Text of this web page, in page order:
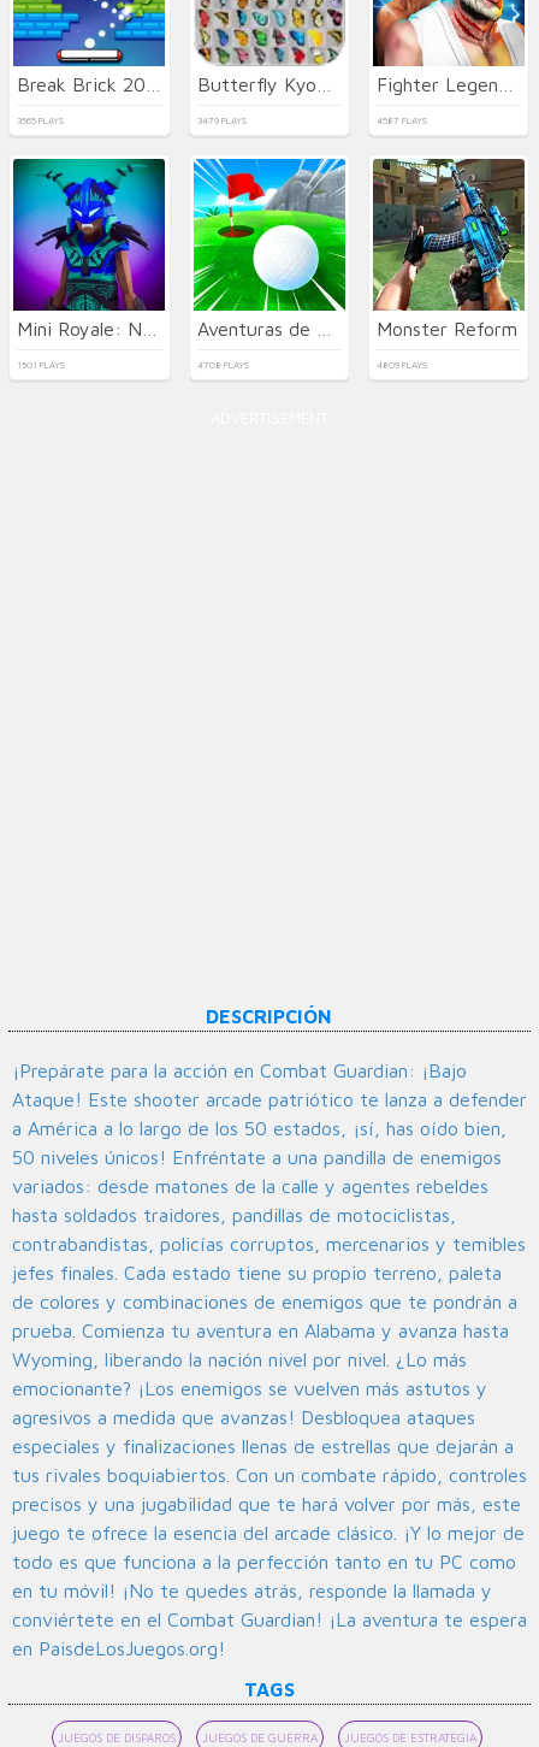
3565 PLAYS 3479 PLAYS 4587 PLAYS
1501 PLAYS 4708 PLAYS
Monster Reform
4809 PLAYS
DESCRIPCIÓN
¡Prepárate para la acción en Combat Guardian: ¡Bajo
Ataque! Este shooter arcade patriótico te lanza a defender
a América a lo largo de los 50 estados, ¡sí, has oído bien,
50 niveles únicos! Enfréntate a una pandilla de enemigos
variados: desde matones de la calle y agentes rebeldes
hasta soldados traidores, pandillas de motociclistas,
contrabandistas, policías corruptos, mercenarios y temibles
jefes finales. Cada estado tiene su propio terreno, paleta
de colores y combinaciones de enemigos que te pondrán a
prueba. Comienza tu aventura en Alabama y avanza hasta
Wyoming, liberando la nación nivel por nivel. ¿Lo más
emocionante? ¡Los enemigos se vuelven más astutos y
agresivos a medida que avanzas! Desbloquea ataques
especiales y finalizaciones llenas de estrellas que dejarán a
tus rivales boquiabiertos. Con un combate rápido, controles
precisos y una jugabilidad que te hará volver por más, este
juego te ofrece la esencia del arcade clásico. ¡Y lo mejor de
todo es que funciona a la perfección tanto en tu PC como
en tu móvil! ¡No te quedes atrás, responde la llamada y
conviértete en el Combat Guardian! ¡La aventura te espera
en PaisdeLosJuegos.org!
TAGS
JUEGOS DE DISPAROS JUEGOS DE GUERRA JUEGOS DE ESTRATEGIA